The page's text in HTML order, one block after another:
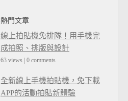
熱門文章
線上拍貼機免排隊！用手機完
成拍照、排版與設計
63 views 0 comments
全新線上手機拍貼機，免下載
APP的活動拍貼新體驗